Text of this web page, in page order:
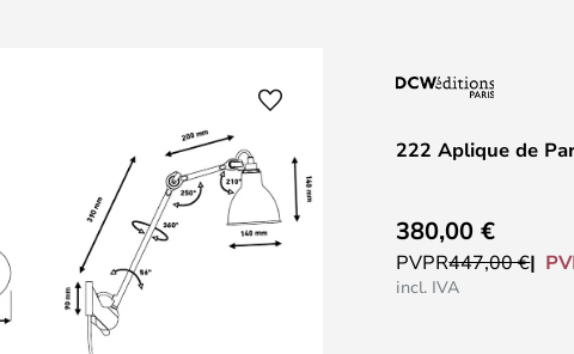
222 Aplique de
380,00 €
PVPR447,00 €
incl. IVA